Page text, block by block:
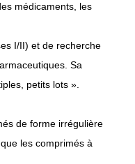
médicaments, les
I/II) et de recherche
Sa
petits lots ».
de forme irrégulière
les comprimés à